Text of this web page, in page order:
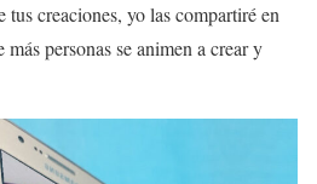
tus creaciones, yo las compartiré en
personas se animen a crear y